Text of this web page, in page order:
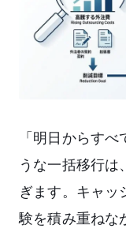
「明日からす
うな一括移行は
ぎます。キャッ
験を積み重ねな